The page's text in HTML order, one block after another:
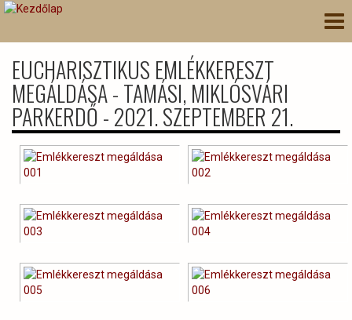
Ugrás
EUCHARISZTIKUS EMLÉKKERESZT
MEGÁLDÁSA - TAMÁSI, MIKLÓSVÁRI
PARKERDŐ - 2021. SZEPTEMBER 21.